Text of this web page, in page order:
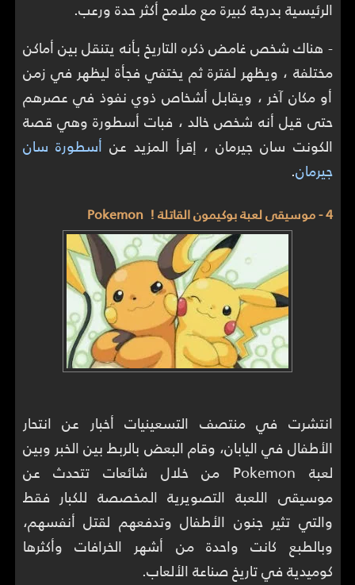
الرئيسية بدرجة كبيرة مع ملامح أكثر حدة ورعب.
- هناك شخص غامض ذكره التاريخ بأنه يتنقل بين أماكن
مختلفة ، ويظهر لفترة ثم يختفي فجأة ليظهر في زمن
أو مكان آخر ، ويقابل أشخاص ذوي نفوذ في عصرهم
حتى قيل أنه شخص خالد ، فبات أسطورة وهي قصة
الكونت سان جيرمان ، إقرأ المزيد عن أسطورة سان
جيرمان.
4 - موسيقى لعبة بوكيمون القاتلة ! Pokemon
انتشرت في منتصف التسعينيات أخبار عن انتحار
الأطفال في اليابان، وقام البعض بالربط بين الخبر وبين
لعبة Pokemon من خلال شائعات تتحدث عن
موسيقى اللعبة التصويرية المخصصة للكبار فقط
والتي تثير جنون الأطفال وتدفعهم لقتل أنفسهم،
وبالطبع كانت واحدة من أشهر الخرافات وأكثرها
كوميدية في تاريخ صناعة الألعاب.